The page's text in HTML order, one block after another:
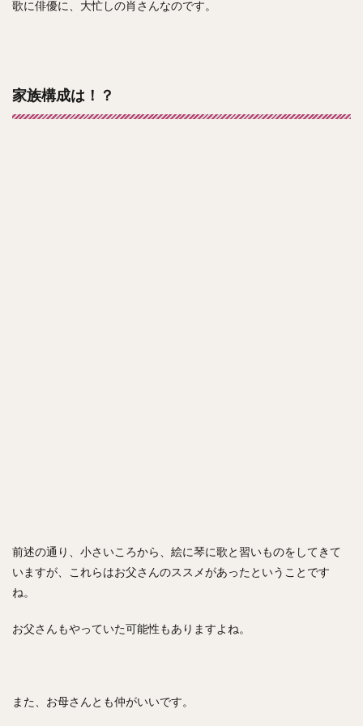
歌に俳優に、大忙しの肖さんなのです。
家族構成は！？
前述の通り、小さいころから、絵に琴に歌と習いものをしてきて
いますが、これらはお父さんのススメがあったということです
ね。
お父さんもやっていた可能性もありますよね。
また、お母さんとも仲がいいです。